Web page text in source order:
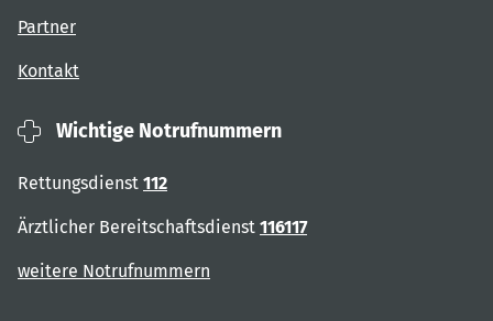
Partner
Kontakt
Wichtige Notrufnummern
Rettungsdienst 112
Ärztlicher Bereitschaftsdienst 116117
weitere Notrufnummern